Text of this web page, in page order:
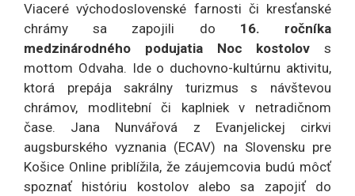
Viaceré východoslovenské farnosti či kresťanské
chrámy sa zapojili do 16. ročníka
medzinárodného podujatia Noc kostolov s
mottom Odvaha. Ide o duchovno-kultúrnu aktivitu,
ktorá prepája sakrálny turizmus s návštevou
chrámov, modlitební či kaplniek v netradičnom
čase. Jana Nunvářová z Evanjelickej cirkvi
augsburského vyznania (ECAV) na Slovensku pre
Košice Online priblížila, že záujemcovia budú môcť
spoznať históriu kostolov alebo sa zapojiť do